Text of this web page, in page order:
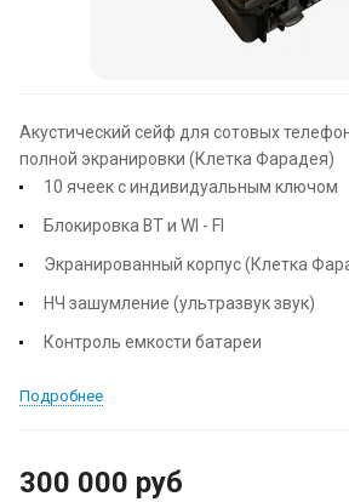
Акустический сейф для сотовых
полной экранировки (Клетка Фарадея)
10 ячеек с индивидуальным ключом
Блокировка ВТ и WI - FI
Экранированный корпус (Клетка
НЧ зашумление (ультразвук звук)
Контроль емкости батареи
Подробнее
300 000 руб